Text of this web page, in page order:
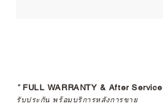
*FULL WARRANTY & After Service
รับประกัน พร้อมบริการหลังการขาย